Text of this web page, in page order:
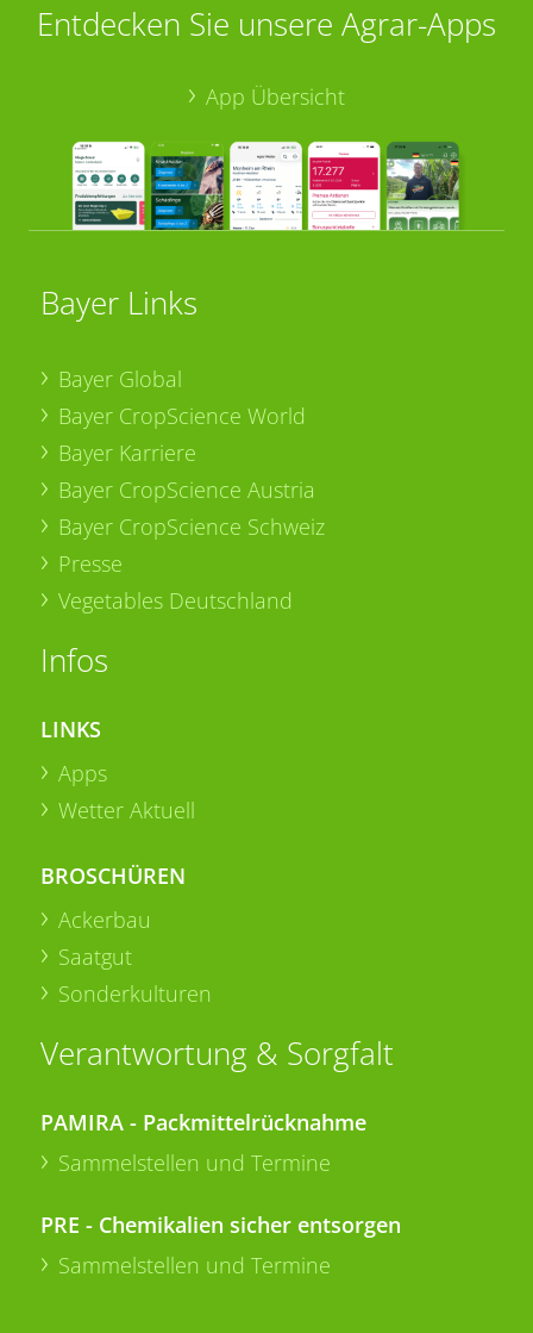
Entdecken Sie unsere Agrar-Apps
App Übersicht
Bayer Links
Bayer Global
Bayer CropScience World
Bayer Karriere
Bayer CropScience Austria
Bayer CropScience Schweiz
Presse
Vegetables Deutschland
Infos
LINKS
Apps
Wetter Aktuell
BROSCHÜREN
Ackerbau
Saatgut
Sonderkulturen
Verantwortung & Sorgfalt
PAMIRA - Packmittelrücknahme
Sammelstellen und Termine
PRE - Chemikalien sicher entsorgen
Sammelstellen und Termine